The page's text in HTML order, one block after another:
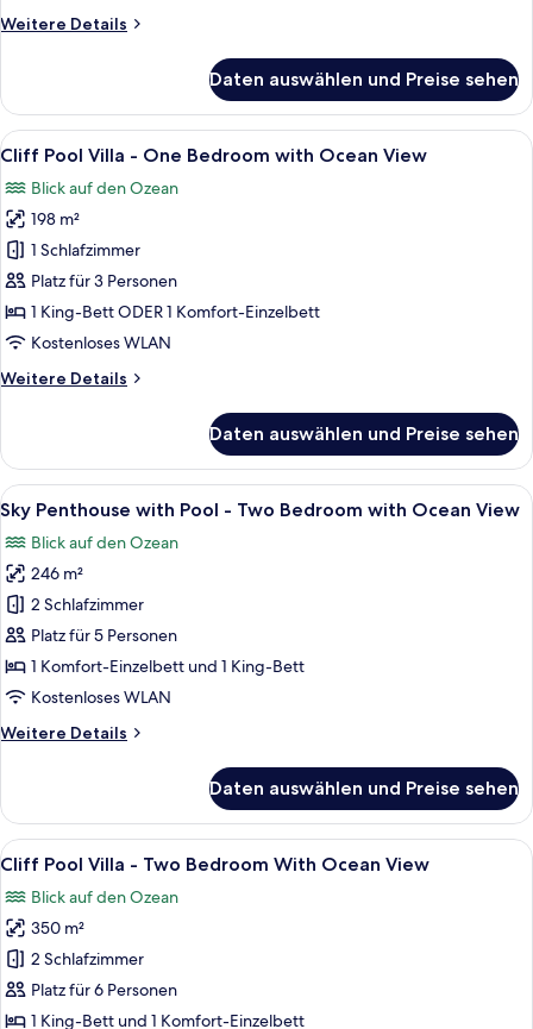
anzeigen
Weitere Details
Weitere
Pool
Suite
With
View
Daten auswählen und Preise sehen
Alle
Fotos
für
Cliff
Pool
Villa
-
One
with
anzeigen
Ein großzügiger Wohnbereich mit
9
Cliff Pool Villa - One Bedroom with Ocean View
Blick auf den Ozean
198 m²
1 Schlafzimmer
Platz für 3 Personen
1 King-Bett ODER 1 Komfort-Einzelbett
Kostenloses WLAN
Weitere Details
Weitere
Pool
Villa
-
One
Bedroom
with
Ocean
View
Daten auswählen und Preise sehen
Alle
Fotos
für
Sky
Penthouse
with
Pool
-
Bedroom
View
anzeigen
Ein Hotelzimmer mit einem großen
5
Sky Penthouse with Pool - Two Bedroom with Ocean View
Blick auf den Ozean
246 m²
2 Schlafzimmer
Platz für 5 Personen
1 Komfort-Einzelbett und 1 King-Bett
Kostenloses WLAN
Weitere Details
Weitere
Penthouse
with
Pool
Two
Bedroom
with
Ocean
View
Daten auswählen und Preise sehen
Alle
Fotos
für
Cliff
Pool
Villa
-
Ein modernes Wohnzimmer mit
8
Cliff Pool Villa - Two Bedroom With Ocean View
Blick auf den Ozean
350 m²
2 Schlafzimmer
Platz für 6 Personen
1 King-Bett und 1 Komfort-Einzelbett